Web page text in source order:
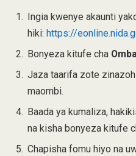
Ingia kwenye akaunti
hiki: https://
Bonyeza kitufe cha
Jaza taarifa zote
maombi.
Baada ya kumaliza,
na kisha bonyeza kitufe
Chapisha fomu hiyo na